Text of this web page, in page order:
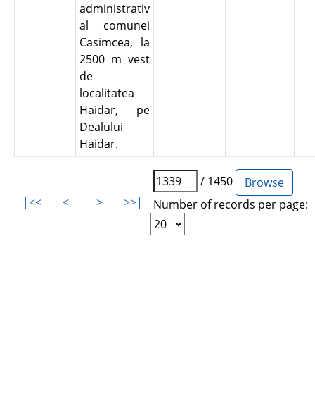
administrativ
al comunei
Casimcea, la
2500 m vest
de
localitatea
Haidar, pe
Dealului
Haidar.
|<< < > >>|
/ 1450
Number of records per page: